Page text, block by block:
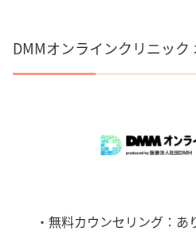
DMMオンラインクリニック
・無料カウンセリング：あ